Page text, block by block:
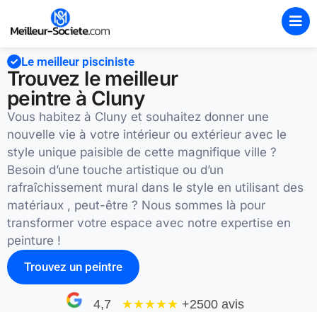
Le meilleur pisciniste
Trouvez le meilleur
peintre à Cluny
Vous habitez à Cluny et souhaitez donner une
nouvelle vie à votre intérieur ou extérieur avec le
style unique paisible de cette magnifique ville ?
Besoin d’une touche artistique ou d’un
rafraîchissement mural dans le style en utilisant des
matériaux , peut-être ? Nous sommes là pour
transformer votre espace avec notre expertise en
peinture !
Trouvez un peintre
4,7 ★★★★★ +2500 avis